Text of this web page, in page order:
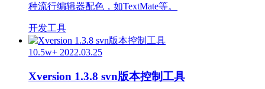
种流行编辑器配色，如TextMate等。
开发工具
10.5w+ 2022.03.25
Xversion 1.3.8 svn版本控制工具